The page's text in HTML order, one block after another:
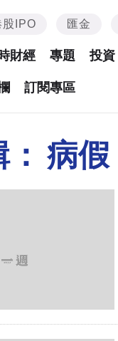
股IPO 匯金
財經 專題 投資
訂閱專區
病假